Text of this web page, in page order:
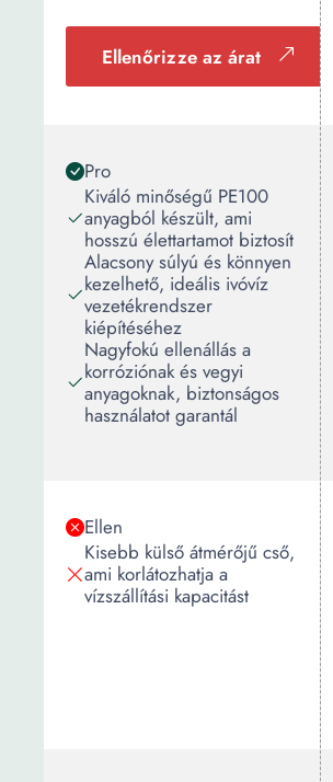
Ellenőrizze az árat
Pro
Kiváló minőségű PE100
anyagból készült, ami
hosszú élettartamot biztosít
Alacsony súlyú és könnyen
kezelhető, ideális ivóvíz
vezetékrendszer
kiépítéséhez
Nagyfokú ellenállás a
korróziónak és vegyi
anyagoknak, biztonságos
használatot garantál
Ellen
Kisebb külső átmérőjű cső,
ami korlátozhatja a
vízszállítási kapacitást